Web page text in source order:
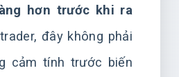
hơn trước khi ra
đây không phải
cảm tính trước biến